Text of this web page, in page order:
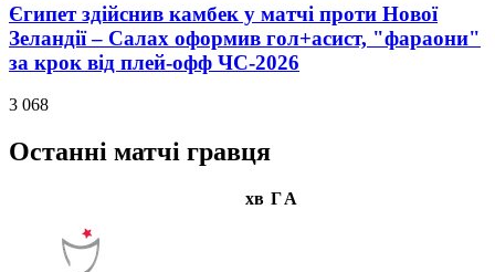
Єгипет здійснив камбек у матчі проти Нової
Зеландії – Салах оформив гол+асист, "фараони"
за крок від плей-офф ЧС-2026
3 068
Останні матчі гравця
хв ГА